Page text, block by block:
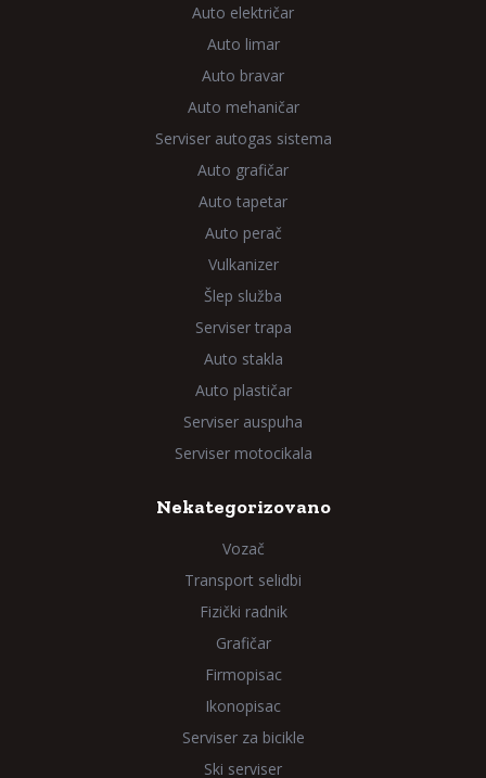
Auto električar
Auto limar
Auto bravar
Auto mehaničar
Serviser autogas sistema
Auto grafičar
Auto tapetar
Auto perač
Vulkanizer
Šlep služba
Serviser trapa
Auto stakla
Auto plastičar
Serviser auspuha
Serviser motocikala
Nekategorizovano
Vozač
Transport selidbi
Fizički radnik
Grafičar
Firmopisac
Ikonopisac
Serviser za bicikle
Ski serviser